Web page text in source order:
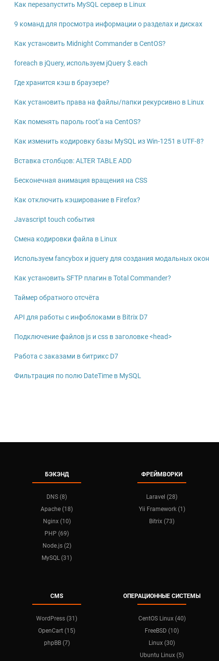
Как перезапустить MySQL сервер в Linux
9 команд для просмотра информации о разделах и дисках
Как установить Midnight Commander в CentOS?
foreach в jQuery, используем jQuery $.each
Где хранится кэш в браузере?
Как установить права на файлы/папки рекурсивно в Linux
Как поменять пароль root’а на CentOS?
Как изменить кодировку базы MySQL из Win-1251 в UTF-8?
Вставка столбцов: ALTER TABLE ADD
Бесконечная анимация вращения на CSS
Как отключить кэширование в Firefox?
Javascript touch события
Смена кодировки файла в Linux
Используем fancybox и jquery для создания модальных окон
Как установить SFTP плагин в Total Commander?
Таймер обратного отсчёта
API для работы с инфоблоками в Bitrix D7
Подключение файлов js и css в заголовке <head>
Работа с заказами в битрикс D7
Фильтрация по полю DateTime в MySQL
БЭКЭНД
DNS (8)
Apache (18)
Nginx (10)
PHP (69)
Node.js (2)
MySQL (31)
ФРЕЙМВОРКИ
Laravel (28)
Yii Framework (1)
Bitrix (73)
CMS
WordPress (31)
OpenCart (15)
phpBB (7)
ОПЕРАЦИОННЫЕ СИСТЕМЫ
CentOS Linux (40)
FreeBSD (10)
Linux (30)
Ubuntu Linux (5)